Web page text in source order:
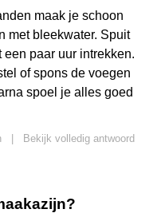
maak je schoon
met bleekwater. Spuit
paar uur intrekken.
of spons de voegen
spoel je alles goed
Bekijk volledig antwoord